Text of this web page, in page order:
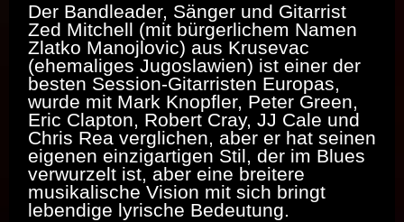
Der Bandleader, Sänger und Gitarrist
Zed Mitchell (mit bürgerlichem Namen
Zlatko Manojlovic) aus Krusevac
(ehemaliges Jugoslawien) ist einer der
besten Session-Gitarristen Europas,
wurde mit Mark Knopfler, Peter Green,
Eric Clapton, Robert Cray, JJ Cale und
Chris Rea verglichen, aber er hat seinen
eigenen einzigartigen Stil, der im Blues
verwurzelt ist, aber eine breitere
musikalische Vision mit sich bringt
lebendige lyrische Bedeutung.